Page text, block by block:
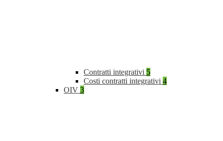
Contratti integrativi 5
Costi contratti integrativi 4
OIV 3